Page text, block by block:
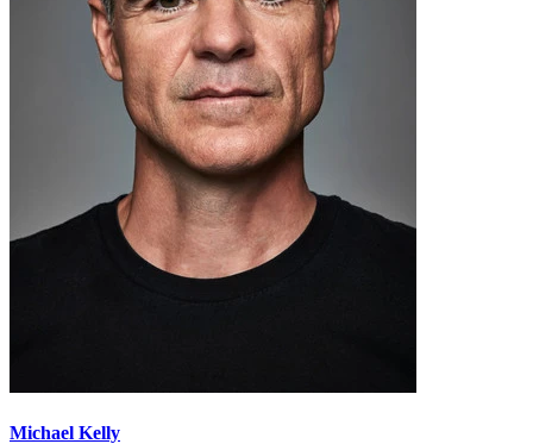
Michael Kelly